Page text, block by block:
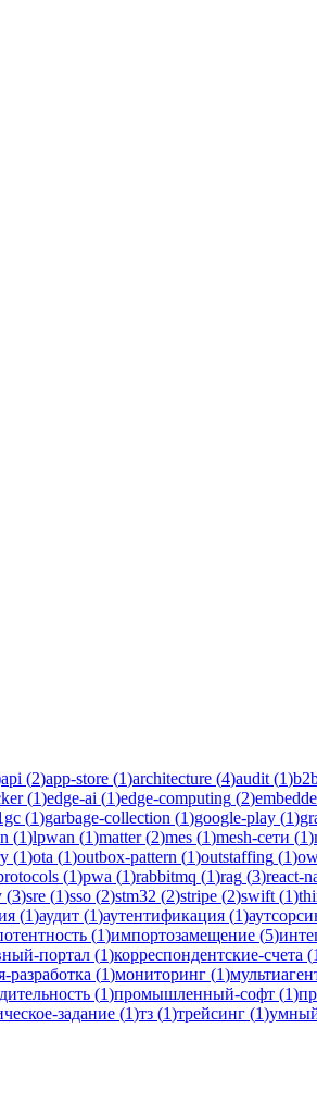
api (2)app-store (1)architecture (4)audit (1)
(1)edge-ai (1)edge-computing (2)
(1)garbage-collection (1)google-play (1)
(1)lpwan (1)matter(2)mes (1)mesh-сети (1)
(1)ota (1)outbox-pattern (1)outstaffing (1)
(1)pwa (1)rabbitmq (1)rag (3)react-
(3)sre (1)sso (2)stm32 (2)stripe (2)swift (1)
(1)аудит (1)аутентификация (1)
(1)импортозамещение (5)
портал (1)корреспондентские-счета (1
разработка (1)мониторинг (1)
(1)промышленный-софт (1)
задание (1)тз (1)трейсинг (1)